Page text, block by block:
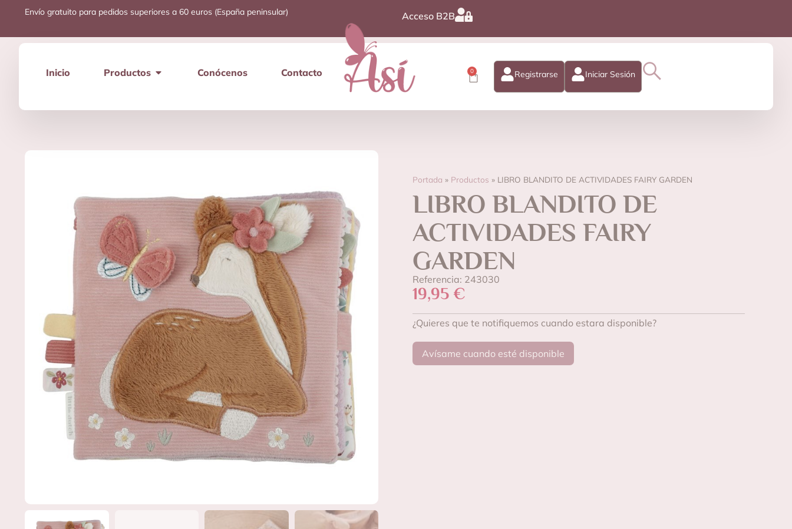
Envío gratuito para pedidos superiores a 60 euros (España peninsular) Acceso B2B
Inicio Productos Conócenos Contacto 0 Registrarse Iniciar Sesión
Portada » Productos » LIBRO BLANDITO DE ACTIVIDADES FAIRY GARDEN
LIBRO BLANDITO DE
ACTIVIDADES FAIRY
GARDEN
Referencia: 243030
19,95 €
¿Quieres que te notifiquemos cuando estara disponible?
Avísame cuando esté disponible